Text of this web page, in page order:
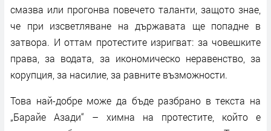
смазва или прогонва повечето таланти, защото знае,
че при изсветляване на държавата ще попадне в
затвора. И оттам протестите изригват: за човешките
права, за водата, за икономическо неравенство, за
корупция, за насилие, за равните възможности.
Това най-добре може да бъде разбрано в текста на
„Барайе Азади“ – химна на протестите, който е